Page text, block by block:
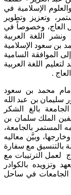
الإسلامية في
وتعزيز وتطوير
العاج، وخصوصاً في
ونشر اللغة العربية
بن سعود الإسلامية
الموافقة السامية
اللغة العربية
.
محمد بن سعود
سليمان بن عبد الله
بالغ الشكر
الملك سلمان بن
المستمر بالجامعة،
وبيَّن معاليه
بالتنسيق مع سفارة
لعمل الترتيبات مع
وتزويده بالكوادر
الجامعات في ساحل